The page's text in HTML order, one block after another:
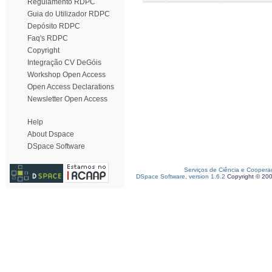
Regulamento RDPC
Guia do Utilizador RDPC
Depósito RDPC
Faq's RDPC
Copyright
Integração CV DeGóis
Workshop Open Access
Open Access Declarations
Newsletter Open Access
Help
About Dspace
DSpace Software
Serviços de Ciência e
DSpace Software, version 1.6.2 Copyright ©